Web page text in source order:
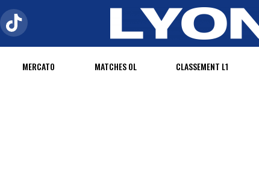
MERCATO MATCHES OL CLASSEMENT L1